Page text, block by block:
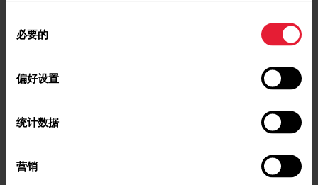
必要的
偏好设置
统计数据
营销